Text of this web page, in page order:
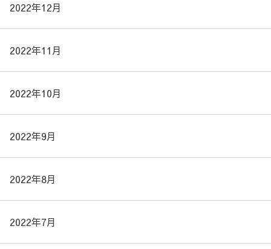
2022年12月
2022年11月
2022年10月
2022年9月
2022年8月
2022年7月